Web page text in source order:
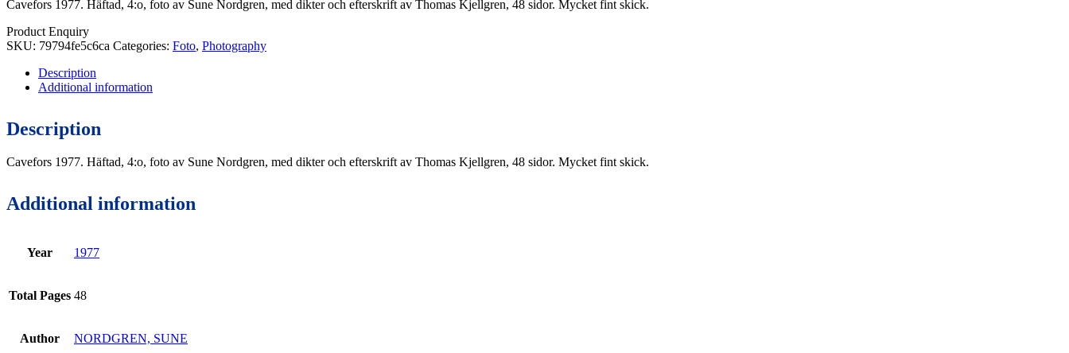
Cavefors 1977. Häftad, 4:o, foto av Sune Nordgren, med dikter och efterskrift av Thomas Kjellgren, 48 sidor. Mycket fint skick.
Product Enquiry
SKU: 79794fe5c6ca Categories: Foto, Photography
Description
Additional information
Description
Cavefors 1977. Häftad, 4:o, foto av Sune Nordgren, med dikter och efterskrift av Thomas Kjellgren, 48 sidor. Mycket fint skick.
Additional information
Year 1977
Total Pages 48
Author NORDGREN, SUNE